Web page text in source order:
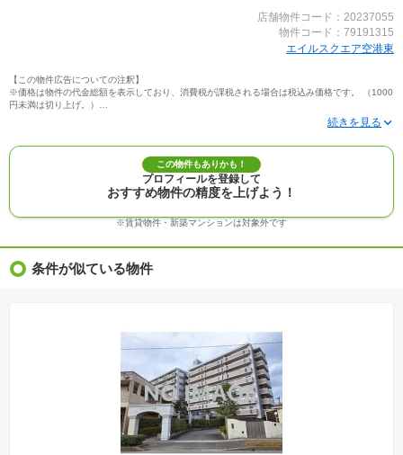
店舗物件コード：20237055
物件コード：79191315
エイルスクエア空港東
【この物件広告についての注釈】
※価格は物件の代金総額を表示しており、消費税が課税される場合は税込み価格です。 （1000
円未満は切り上げ。）
※写真に写っている、またはパース（絵）や間取り図に描かれている家具や車などは、特にコ
※建築条件付き土地価格には、建物価格は含まれません。
※物件情報は、原則として情報提供日の２日前に最終確認した情報です。
※完成予想図はいずれも外構、植栽、外観等実際のものとは多少異なることがあります。
※モデルルーム・モデルハウス・展示場・ショールームの画像の場合、今回販売の物件と異な
※ＣＧ合成の画像の場合、実際とは多少異なる場合があります。
※物件特徴：販売戸数が複数の物件は、全ての住戸に該当しない項目もあります。
※価格更新：物件価格が変更された日から１週間表示されます。
の一例であって、プランの採用可否は任意です。
※土地（建築条件なし）で「建物プラン例」が表記してある時、そのプラン例は特定の建築請
負会社によるもので、当該建築請負会社以外で建てた場合、同様のものが同価格で建てられる
とは限りません。また建築請負会社を特定するものではありません。
※建築条件付き土地とは、その土地に建築する建物の建築請負契約が、一定期間内に成立する
ことを条件として売買される土地のことをいいます。建築請負契約成立に向けて設計プランを
協議するため、土地購入者が自己の希望する建物の設計協議をするために必要な相当の期間の
交渉期間が設定され、その期間内で希望を満たすプランが実現できたかどうかにより結論を出
します。なお、この期間は概ね3ヶ月程度とされています。納得のいくプランが出来ず、建築請
負契約が成立しない場合、土地売買契約は白紙に戻り、土地契約にかかった代金（土地代金、
この物件もありかも！
プロフィールを登録して
おすすめ物件の精度を上げよう！
※賃貸物件・新築マンションは対象外です
条件が似ている物件